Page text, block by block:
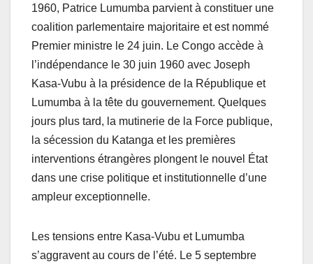
1960, Patrice Lumumba parvient à constituer une
coalition parlementaire majoritaire et est nommé
Premier ministre le 24 juin. Le Congo accède à
l’indépendance le 30 juin 1960 avec Joseph
Kasa-Vubu à la présidence de la République et
Lumumba à la tête du gouvernement. Quelques
jours plus tard, la mutinerie de la Force publique,
la sécession du Katanga et les premières
interventions étrangères plongent le nouvel État
dans une crise politique et institutionnelle d’une
ampleur exceptionnelle.
Les tensions entre Kasa-Vubu et Lumumba
s’aggravent au cours de l’été. Le 5 septembre